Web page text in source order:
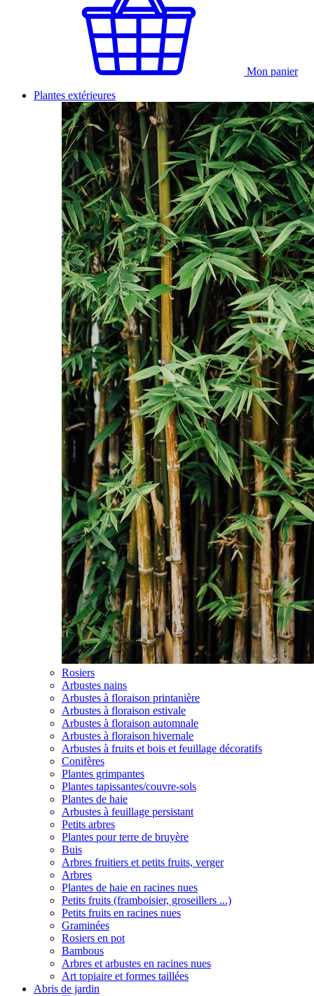
Mon panier
Plantes extérieures
Rosiers
Arbustes nains
Arbustes à floraison printanière
Arbustes à floraison estivale
Arbustes à floraison automnale
Arbustes à floraison hivernale
Arbustes à fruits et bois et feuillage décoratifs
Conifères
Plantes grimpantes
Plantes tapissantes/couvre-sols
Plantes de haie
Arbustes à feuillage persistant
Petits arbres
Plantes pour terre de bruyère
Buis
Arbres fruitiers et petits fruits, verger
Arbres
Plantes de haie en racines nues
Petits fruits (framboisier, groseillers ...)
Petits fruits en racines nues
Graminées
Rosiers en pot
Bambous
Arbres et arbustes en racines nues
Art topiaire et formes taillées
Abris de jardin